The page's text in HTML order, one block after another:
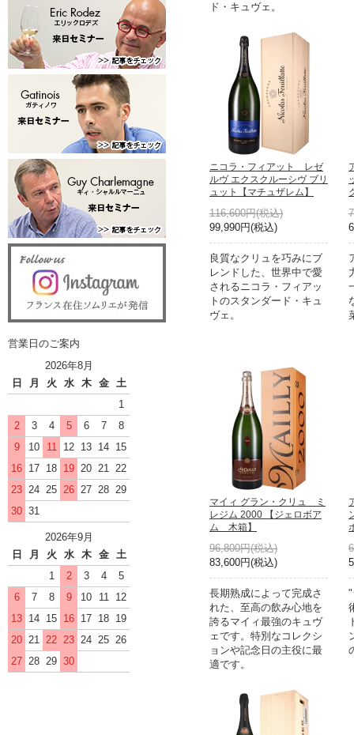
ド・キュヴェ。
ニコラ・フィアット レゼ
ルヴ エクスクルーシヴ ブリ
ュット【マチュザレム】
116,600円(税込)
99,990円(税込)
良質なクリュを巧みにブ
レンドした、世界中で愛
されるニコラ・フィアッ
トのスタンダード・キュ
ヴェ。
マイィ グラン・クリュ ミ
レジム 2000 【ジェロボア
ム 木箱】
96,800円(税込)
83,600円(税込)
長期熟成によって完成さ
れた、至高の飲み心地を
誇るマイィ最強のキュヴ
ェです。特別なコレクシ
ョンや記念日の主役に最
適です。
"
営業日のご案内
2026年8月
日
月 火 水 木 金
土
1
2
3 4 5 6 7
8
9
10 11 12 13 14 15
16 17 18 19 20 21 22
23 24 25 26 27 28 29
30 31
2026年9月
日
月 火 水 木 金
土
1
2 3 4
5
6
7 8 9 10 11
12
13 14 15 16 17 18 19
20 21 22 23 24 25 26
27 28 29 30